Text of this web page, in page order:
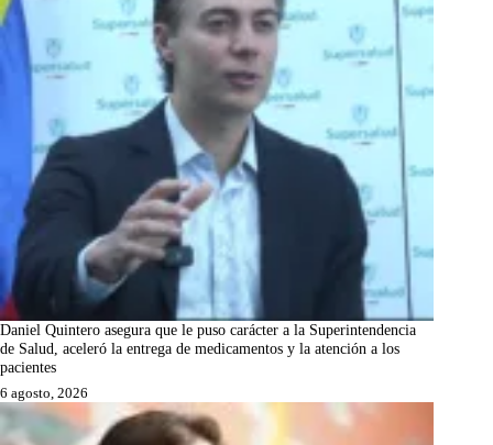
Daniel Quintero asegura que le puso carácter a la Superintendencia
de Salud, aceleró la entrega de medicamentos y la atención a los
pacientes
6 agosto, 2026